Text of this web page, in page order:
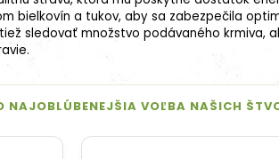
bielkovín a tukov, aby sa zabezpečila
sledovať množstvo podávaného krmiva,